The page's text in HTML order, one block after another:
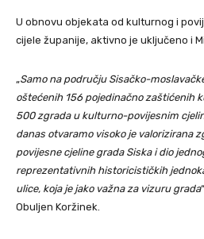
U obnovu objekata od kulturnog i
cijele županije, aktivno je uključeno i
„Samo na području Sisačko-
oštećenih 156 pojedinačno zaštićenih
500 zgrada u kulturno-povijesnim
danas otvaramo visoko je valorizirana
povijesne cjeline grada Siska i dio
reprezentativnih historicističkih
ulice, koja je jako važna za vizuru grada
Obuljen Koržinek.